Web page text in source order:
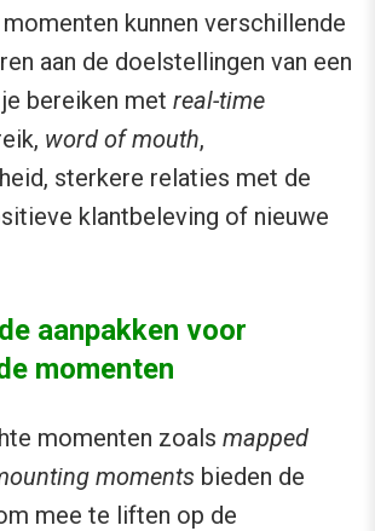
kunnen verschillende
aan de doelstellingen van een
bereiken met real-time
word of mouth,
sterkere relaties met de
klantbeleving of nieuwe
aanpakken voor
momenten
momenten zoals mapped
moments bieden de
mee te liften op de